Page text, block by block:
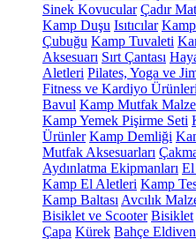
Sinek Kovucular Çadır
Kamp Duşu Isıtıcılar Kamp
Çubuğu Kamp Tuvaleti
Aksesuarı Sırt Çantası
Aletleri Pilates, Yoga ve
Fitness ve Kardiyo Ürünleri
Bavul Kamp Mutfak
Kamp Yemek Pişirme Seti
Ürünler Kamp Demliği
Mutfak Aksesuarları
Aydınlatma Ekipmanları El
Kamp El Aletleri Kamp
Kamp Baltası Avcılık
Bisiklet ve Scooter Bisiklet
Çapa Kürek Bahçe